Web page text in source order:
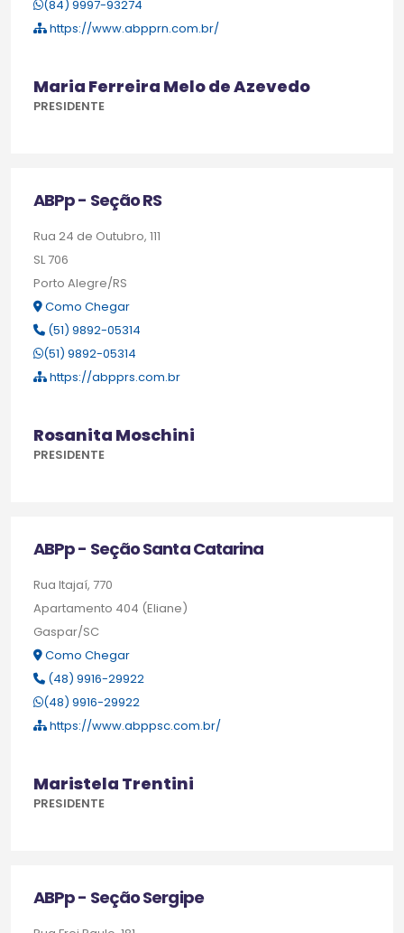
(84) 9997-93274
https://www.abpprn.com.br/
Maria Ferreira Melo de Azevedo
PRESIDENTE
ABPp - Seção RS
Rua 24 de Outubro, 111
SL 706
Porto Alegre/RS
Como Chegar
(51) 9892-05314
(51) 9892-05314
https://abpprs.com.br
Rosanita Moschini
PRESIDENTE
ABPp - Seção Santa Catarina
Rua Itajaí, 770
Apartamento 404 (Eliane)
Gaspar/SC
Como Chegar
(48) 9916-29922
(48) 9916-29922
https://www.abppsc.com.br/
Maristela Trentini
PRESIDENTE
ABPp - Seção Sergipe